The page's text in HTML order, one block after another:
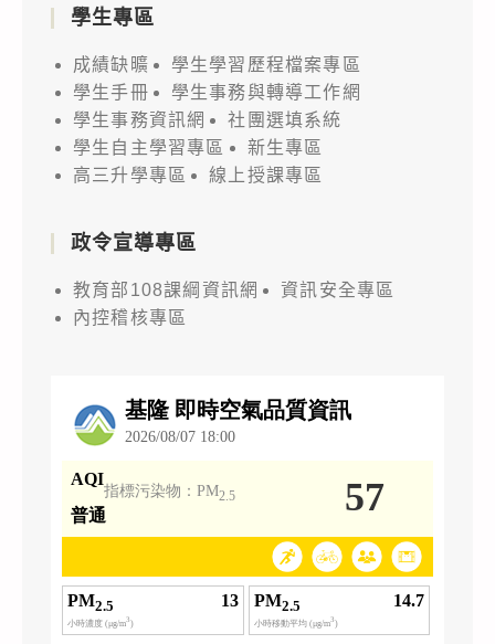
學生專區
成績缺曠
學生學習歷程檔案專區
學生手冊
學生事務與轉導工作網
學生事務資訊網
社團選填系統
學生自主學習專區
新生專區
高三升學專區
線上授課專區
政令宣導專區
教育部108課綱資訊網
資訊安全專區
內控稽核專區